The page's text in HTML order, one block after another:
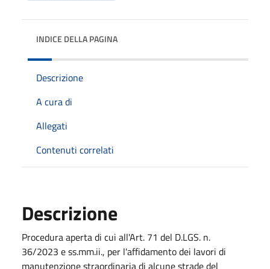
INDICE DELLA PAGINA
Descrizione
A cura di
Allegati
Contenuti correlati
Descrizione
Procedura aperta di cui all'Art. 71 del D.LGS. n.
36/2023 e ss.mm.ii., per l'affidamento dei lavori di
manutenzione straordinaria di alcune strade del